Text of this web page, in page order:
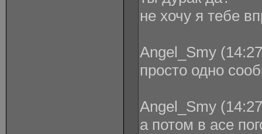
не хочу я тебе
Angel_Smy
просто одно
Angel_Smy
а потом в асе